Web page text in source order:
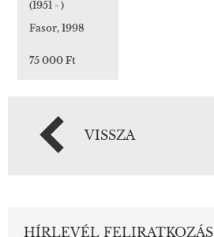
(1951 - )
Fasor, 1998
75 000 Ft
VISSZA
HÍRLEVÉL FELIRATKOZÁS